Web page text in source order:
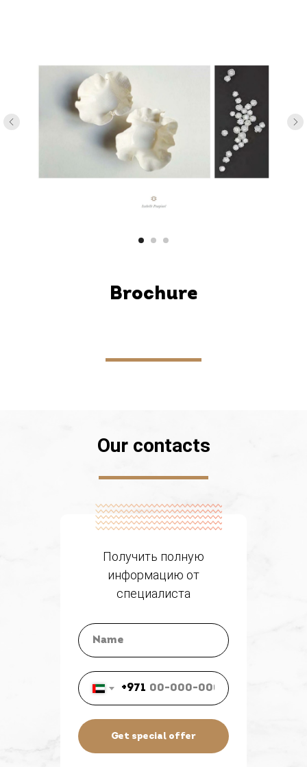
Brochure
Our contacts
Получить полную
информацию от
специалиста
+971
Get special offer